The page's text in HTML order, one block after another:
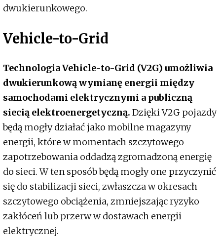
dwukierunkowego.
Vehicle-to-Grid
Technologia Vehicle-to-Grid (V2G) umożliwia
dwukierunkową wymianę energii między
samochodami elektrycznymi a publiczną
siecią elektroenergetyczną. Dzięki V2G pojazdy
będą mogły działać jako mobilne magazyny
energii, które w momentach szczytowego
zapotrzebowania oddadzą zgromadzoną energię
do sieci. W ten sposób będą mogły one przyczynić
się do stabilizacji sieci, zwłaszcza w okresach
szczytowego obciążenia, zmniejszając ryzyko
zakłóceń lub przerw w dostawach energii
elektrycznej.